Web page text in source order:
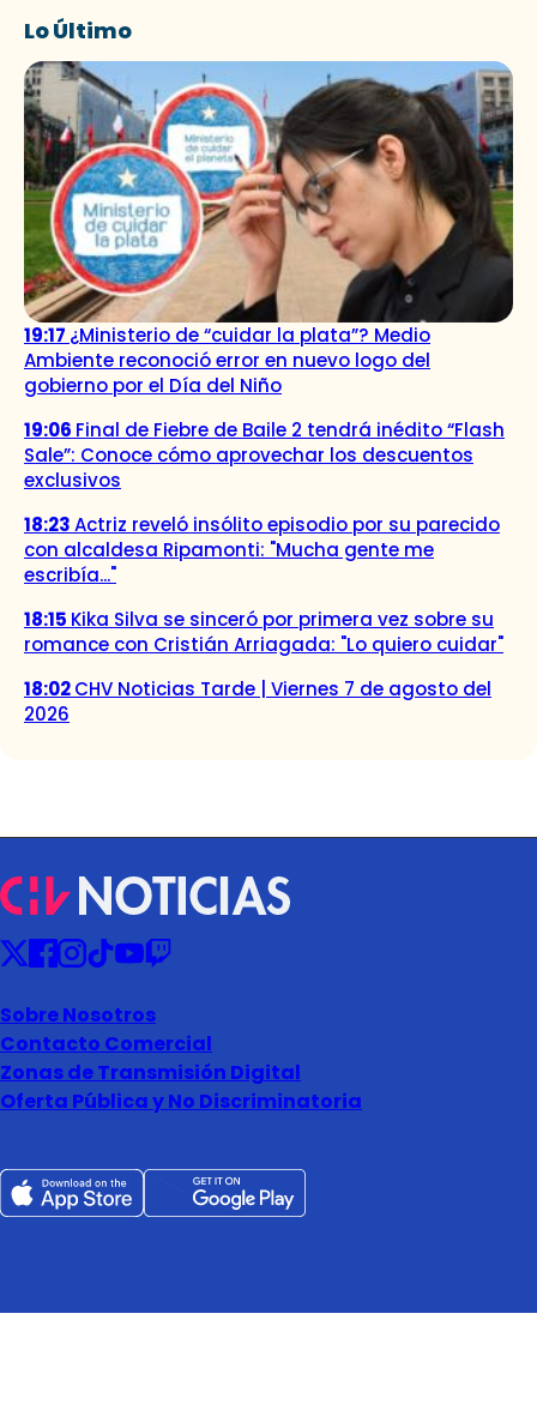
Lo Último
19:17 ¿Ministerio de “cuidar la plata”? Medio
Ambiente reconoció error en nuevo logo del
gobierno por el Día del Niño
19:06 Final de Fiebre de Baile 2 tendrá inédito “Flash
Sale”: Conoce cómo aprovechar los descuentos
exclusivos
18:23Actriz reveló insólito episodio por su parecido
con alcaldesa Ripamonti: "Mucha gente me
escribía..."
18:15 Kika Silva se sinceró por primera vez sobre su
romance con Cristián Arriagada: "Lo quiero cuidar"
18:02CHV Noticias Tarde | Viernes 7 de agosto del
2026
Sobre Nosotros
Contacto Comercial
Zonas de Transmisión Digital
Oferta Pública y No Discriminatoria